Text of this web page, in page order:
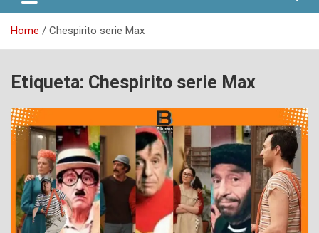
Home Chespirito serie Max
Etiqueta: Chespirito serie Max